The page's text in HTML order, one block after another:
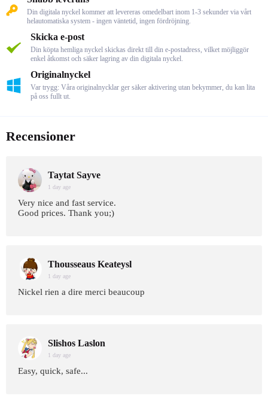
Din digitala nyckel kommer att levereras omedelbart inom 1-3 sekunder via vårt
helautomatiska system - ingen väntetid, ingen fördröjning.
Skicka e-post
Din köpta hemliga nyckel skickas direkt till din e-postadress, vilket möjliggör
enkel åtkomst och säker lagring av din digitala nyckel.
Originalnyckel
Var trygg: Våra originalnycklar ger säker aktivering utan bekymmer, du kan lita
på oss fullt ut.
Recensioner
Taytat Sayve
1 day age
Very nice and fast service.
Good prices. Thank you;)
Thousseaus Keateysl
1 day age
Nickel rien a dire merci beaucoup
Slishos Laslon
1 day age
Easy, quick, safe...